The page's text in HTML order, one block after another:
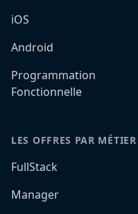
iOS
Android
Programmation
Fonctionnelle
LES OFFRES PAR MÉTIER
FullStack
Manager